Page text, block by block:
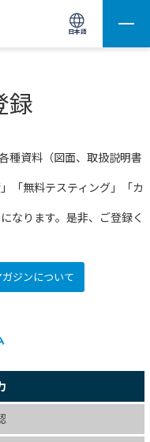
日本語
サイト内検索(Enterで実行)
録
種資料（図面、取扱説明書
「無料テスティング」「カ
なります。是非、ご登録く
ジンについて